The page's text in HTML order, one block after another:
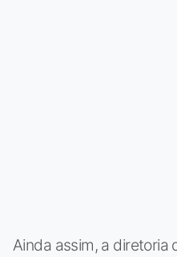
Ainda assim, a diretoria